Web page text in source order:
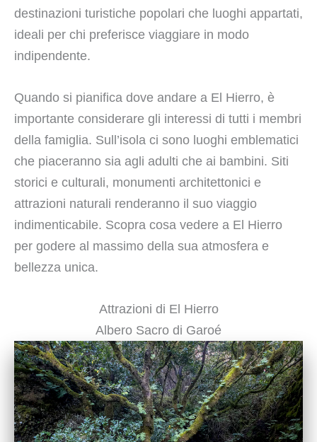
destinazioni turistiche popolari che luoghi appartati,
ideali per chi preferisce viaggiare in modo
indipendente.
Quando si pianifica dove andare a El Hierro, è
importante considerare gli interessi di tutti i membri
della famiglia. Sull’isola ci sono luoghi emblematici
che piaceranno sia agli adulti che ai bambini. Siti
storici e culturali, monumenti architettonici e
attrazioni naturali renderanno il suo viaggio
indimenticabile. Scopra cosa vedere a El Hierro
per godere al massimo della sua atmosfera e
bellezza unica.
Attrazioni di El Hierro
Albero Sacro di Garoé